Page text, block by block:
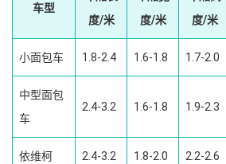
车型
度/米
度/米
度/米
小面包车 1.8-2.4 1.6-1.8 1.7-2.0
中型面包
车
2.4-3.2 1.6-1.8 1.9-2.3
依维柯 2.4-3.2 1.8-2.0 2.2-2.6